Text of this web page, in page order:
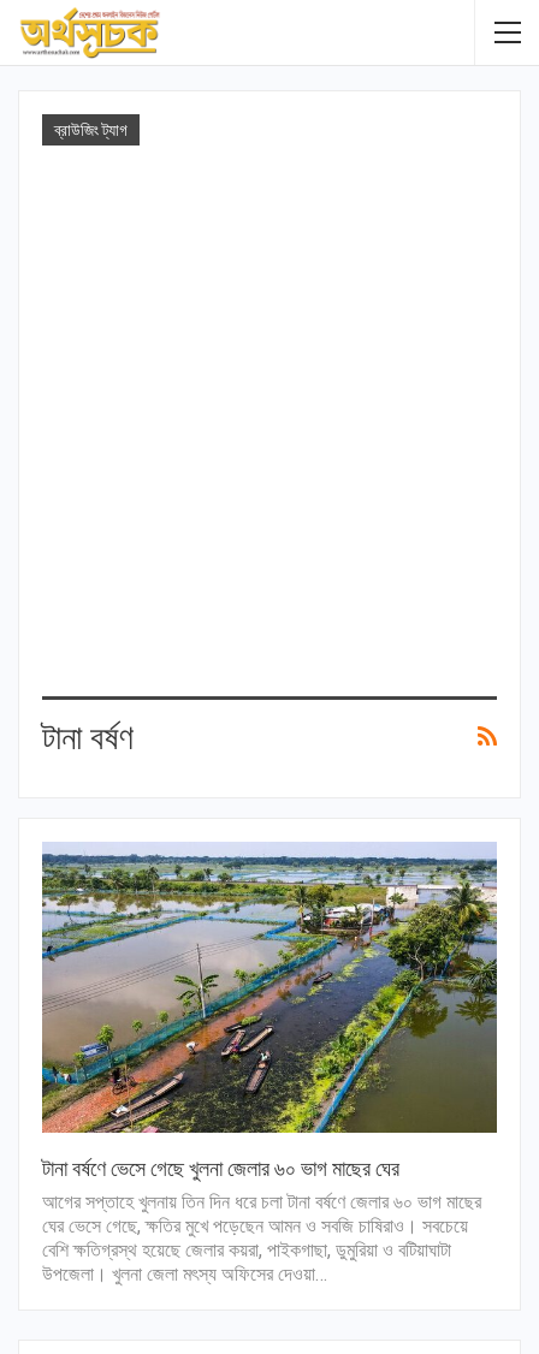
ব্রাউজিং ট্যাগ
টানা বর্ষণ
টানা বর্ষণে ভেসে গেছে খুলনা জেলার ৬০ ভাগ মাছের ঘের
আগের সপ্তাহে খুলনায় তিন দিন ধরে চলা টানা বর্ষণে জেলার ৬০ ভাগ মাছের
ঘের ভেসে গেছে, ক্ষতির মুখে পড়েছেন আমন ও সবজি চাষিরাও। সবচেয়ে
বেশি ক্ষতিগ্রস্থ হয়েছে জেলার কয়রা, পাইকগাছা, ডুমুরিয়া ও বটিয়াঘাটা
উপজেলা। খুলনা জেলা মৎস্য অফিসের দেওয়া…